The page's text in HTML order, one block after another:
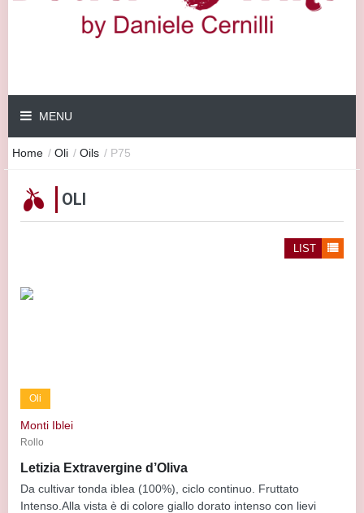
MENU
Home / Oli / Oils / P75
OLI
LIST
Oli
Monti Iblei
Rollo
Letizia Extravergine d’Oliva
Da cultivar tonda iblea (100%), ciclo continuo. Fruttato
Intenso.Alla vista è di colore giallo dorato intenso con lievi